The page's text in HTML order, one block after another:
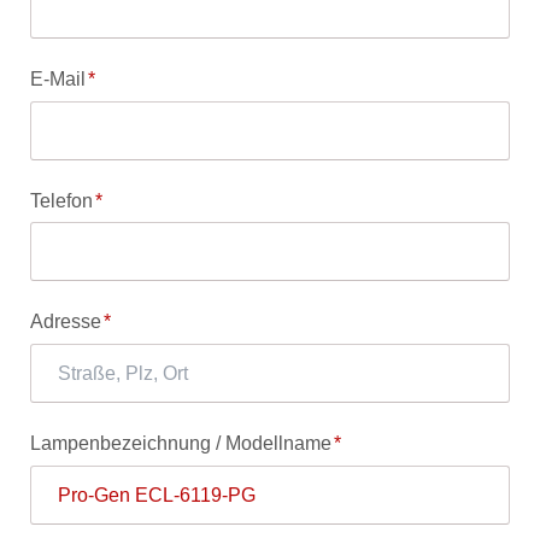
Pflichtfeld
E-Mail*
Pflichtfeld
Telefon*
Pflichtfeld
Adresse*
Pflichtfeld
Lampenbezeichnung / Modellname*